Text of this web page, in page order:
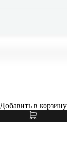
Добавить в корзину